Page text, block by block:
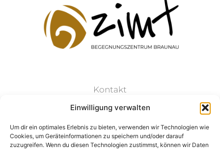
Einwilligung verwalten
Um dir ein optimales Erlebnis zu bieten, verwenden wir Technologien wie
Cookies, um Geräteinformationen zu speichern und/oder darauf
zuzugreifen. Wenn du diesen Technologien zustimmst, können wir Daten
Kontakt
Impressum